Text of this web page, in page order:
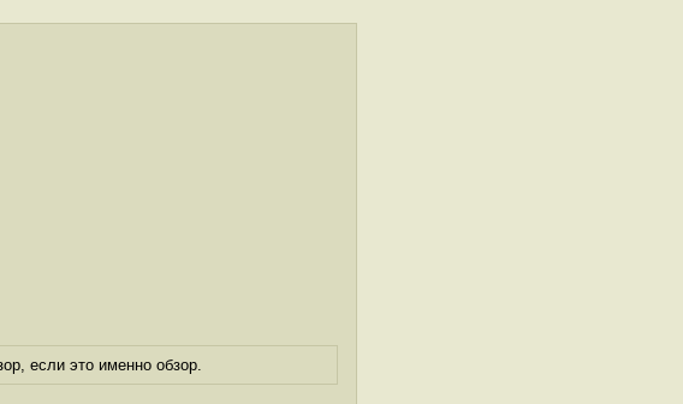
если это именно обзор.